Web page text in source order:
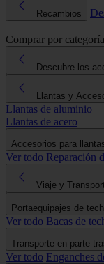
Recambios
Comprar por categoría
Descubre los
Llantas y
Llantas de aluminio
Llantas de acero
Accesorios para
Ver todo Reparación
Viaje y
Portaequipajes de
Ver todo Bacas de
Transporte en parte
Ver todo Enganches